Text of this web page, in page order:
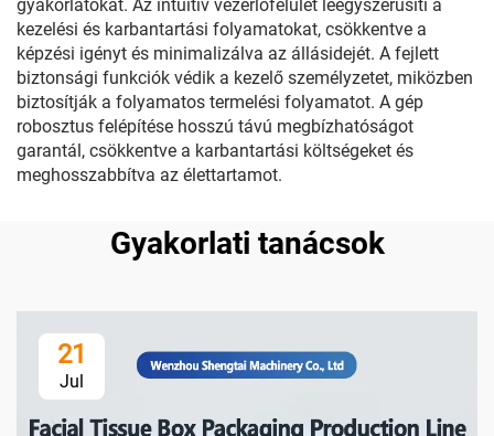
gyakorlatokat. Az intuitív vezérlőfelület leegyszerűsíti a
kezelési és karbantartási folyamatokat, csökkentve a
képzési igényt és minimalizálva az állásidejét. A fejlett
biztonsági funkciók védik a kezelő személyzetet, miközben
biztosítják a folyamatos termelési folyamatot. A gép
robosztus felépítése hosszú távú megbízhatóságot
garantál, csökkentve a karbantartási költségeket és
meghosszabbítva az élettartamot.
Gyakorlati tanácsok
21
Jul